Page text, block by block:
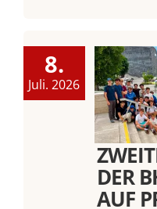
8.
Juli. 2026
DER
AUF